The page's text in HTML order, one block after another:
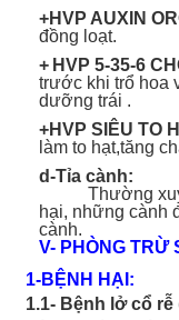
+HVP AUXIN
đồng
+ HVP 5-35-6
trước khi trổ hoa
dưỡng trái .
+HVP SIÊU TO
làm to hạt,tăng
d-Tỉa cành:
Thường xuyên
hại, những cành
cành.
V- PHÒNG TRỪ
1-BỆNH HẠI:
1.1- Bệnh lở cổ